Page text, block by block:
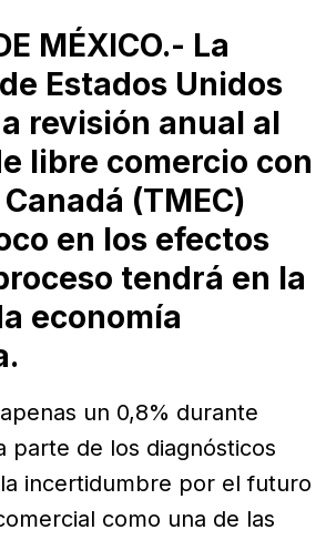
MÉXICO.- La
Estados Unidos
revisión anual al
libre comercio con
(TMEC)
en los efectos
tendrá en la
economía
un 0,8% durante
parte de los diagnósticos
incertidumbre por el futuro
como una de las